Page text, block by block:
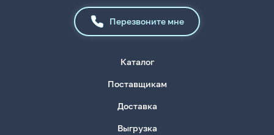
Перезвоните мне
Каталог
Поставщикам
Доставка
Выгрузка